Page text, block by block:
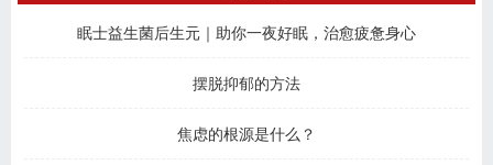
眠士益生菌后生元｜助你一夜好眠，治愈疲惫身心
摆脱抑郁的方法
焦虑的根源是什么？